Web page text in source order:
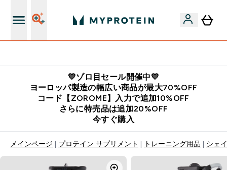
💙ゾロ目セール開催中💙
ヨーロッパ製造の幅広い商品が最大70%OFF
コード【ZOROME】入力で追加10%OFF
さらに特売品は追加20%OFF
今すぐ購入
メインページ プロテイン サプリメント トレーニング用品 シェ